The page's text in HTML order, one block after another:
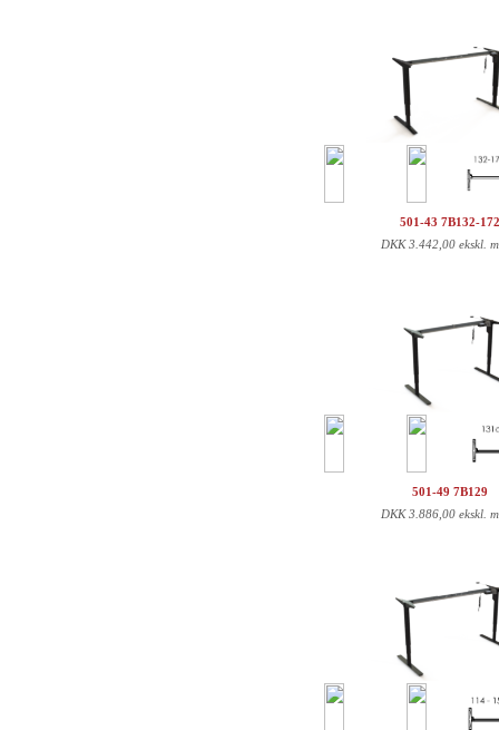
501-43 7B132-
DKK3.442,00 ekskl.
501-49 7B129
DKK3.886,00 ekskl.